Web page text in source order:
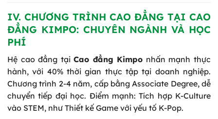
IV. CHƯƠNG TRÌNH CAO ĐẲNG TẠI CAO
ĐẲNG KIMPO: CHUYÊN NGÀNH VÀ HỌC
PHÍ
Hệ cao đẳng tạiCao đẳng Kimpo nhấn mạnh thực
hành, với 40% thời gian thực tập tại doanh nghiệp.
Chương trình 2-4 năm, cấp bằng Associate Degree, dễ
chuyển tiếp đại học. Điểm mạnh: Tích hợp K-Culture
vào STEM, như Thiết kế Game với yếu tố K-Pop.